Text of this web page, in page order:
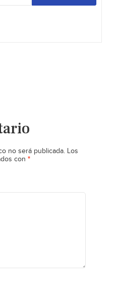
no será publicada. Los
con *